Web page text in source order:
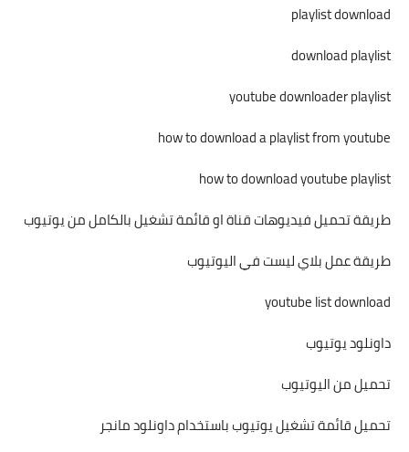
playlist download
download playlist
youtube downloader playlist
how to download a playlist from youtube
how to download youtube playlist
طريقة تحميل فيديوهات قناة او قائمة تشغيل بالكامل من يوتيوب
طريقة عمل بلاي ليست في اليوتيوب
youtube list download
داونلود يوتيوب
تحميل من اليوتيوب
تحميل قائمة تشغيل يوتيوب باستخدام داونلود مانجر